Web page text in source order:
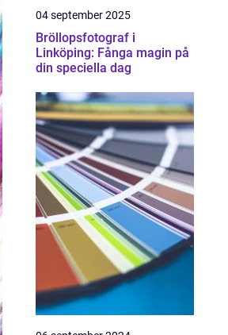
04 september 2025
Bröllopsfotograf i
Linköping: Fånga magin på
din speciella dag